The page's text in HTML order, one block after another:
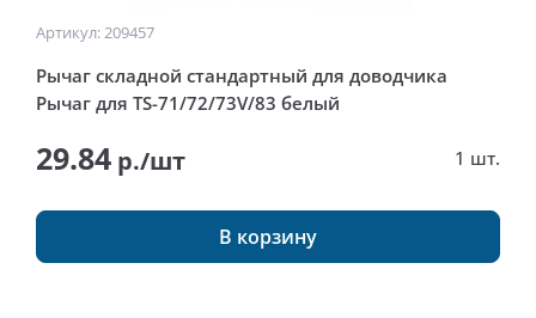
Артикул: 209457
Рычаг складной стандартный для доводчика
Рычаг для TS-71/72/73V/83 белый
29.84 р./шт 1 шт.
В корзину